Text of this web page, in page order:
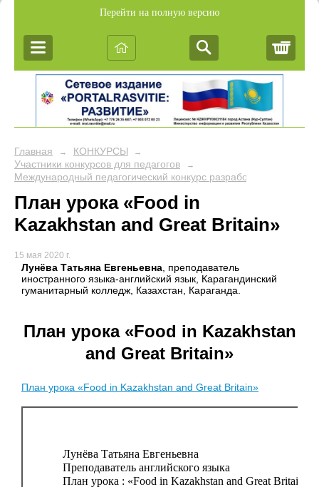
Перейти на полную версию
Главная → КОНКУРСЫ →
Участники конкурсов для педагогов →
Международный педагогический конкурс разработок учебных
План урока «Food in
Kazakhstan and Great Britain»
15 мая 2020 г.
Лунёва Татьяна Евгеньевна, преподаватель
иностранного языка-английский язык, Карагандинский
гуманитарный колледж, Казахстан, Караганда.
План урока «Food in Kazakhstan
and Great Britain»
План урока «Food in Kazakhstan and Great Britain»